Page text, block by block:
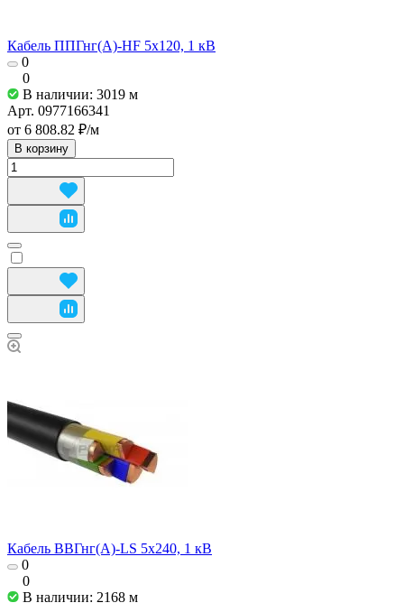
Кабель ППГнг(А)-HF 5х120, 1 кВ
0
0
В наличии: 3019 м
Арт. 0977166341
от 6 808.82 ₽/м
В корзину
Кабель ВВГнг(А)-LS 5х240, 1 кВ
0
0
В наличии: 2168 м